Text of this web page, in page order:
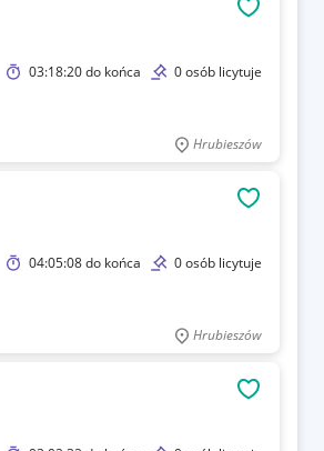
03:18:20do końca 0 osób licytuje
Hrubieszów
04:05:08do końca 0 osób licytuje
Hrubieszów